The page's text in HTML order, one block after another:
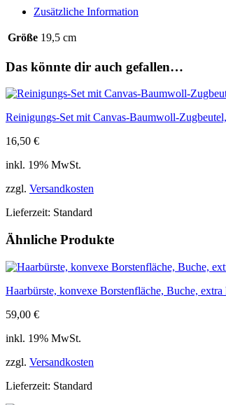
Wildschweinborste,
reihig,
19,5cm
Zusätzliche Information
Größe 19,5 cm
Das könnte dir auch gefallen…
Reinigungs-Set mit Canvas-Baumwoll-
16,50 €
inkl. 19% MwSt.
zzgl. Versandkosten
Lieferzeit: Standard
Ähnliche Produkte
Haarbürste, konvexe Borstenfläche, Buche,
59,00 €
inkl. 19% MwSt.
zzgl. Versandkosten
Lieferzeit: Standard